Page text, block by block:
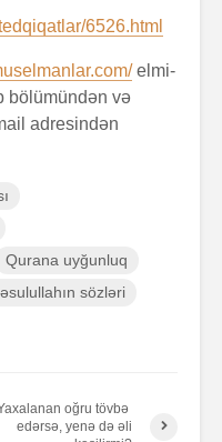
6526.html
elmi-
bölümündən və
adresindən
Qurana uyğunluq
sözləri
oğru tövbə
edərsə, yenə də əli